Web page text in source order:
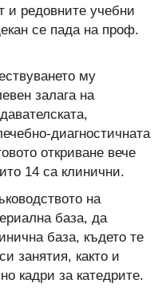
и редовните учебни
се пада на проф.
му
залага на
диагностичната
откриване вече
14 са клинични.
на
база, да
база, където те
занятия, както и
кадри за катедрите.